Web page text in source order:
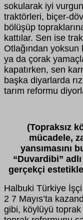
sokularak iyi
traktörleri, biçer-
bölüşüp
kattılar. Sen ise
Otlağından
ya da çorak
kapatırken, sen
başka diyarlarda
tarım reformu
(Topraksız
mücadele,
yansımasını
“Duvardibi”
gerçekçi
Halbuki Türkiye
2 7 Mayıs’ta
gibi, köylüyü